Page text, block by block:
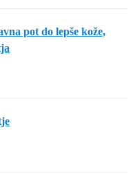
pot do lepše kože,